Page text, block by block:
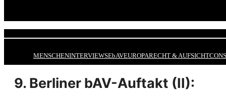
MENSCHENINTERVIEWSEbAVEUROPARECHT & AUFSICHT
9. Berliner bAV-Auftakt (II):